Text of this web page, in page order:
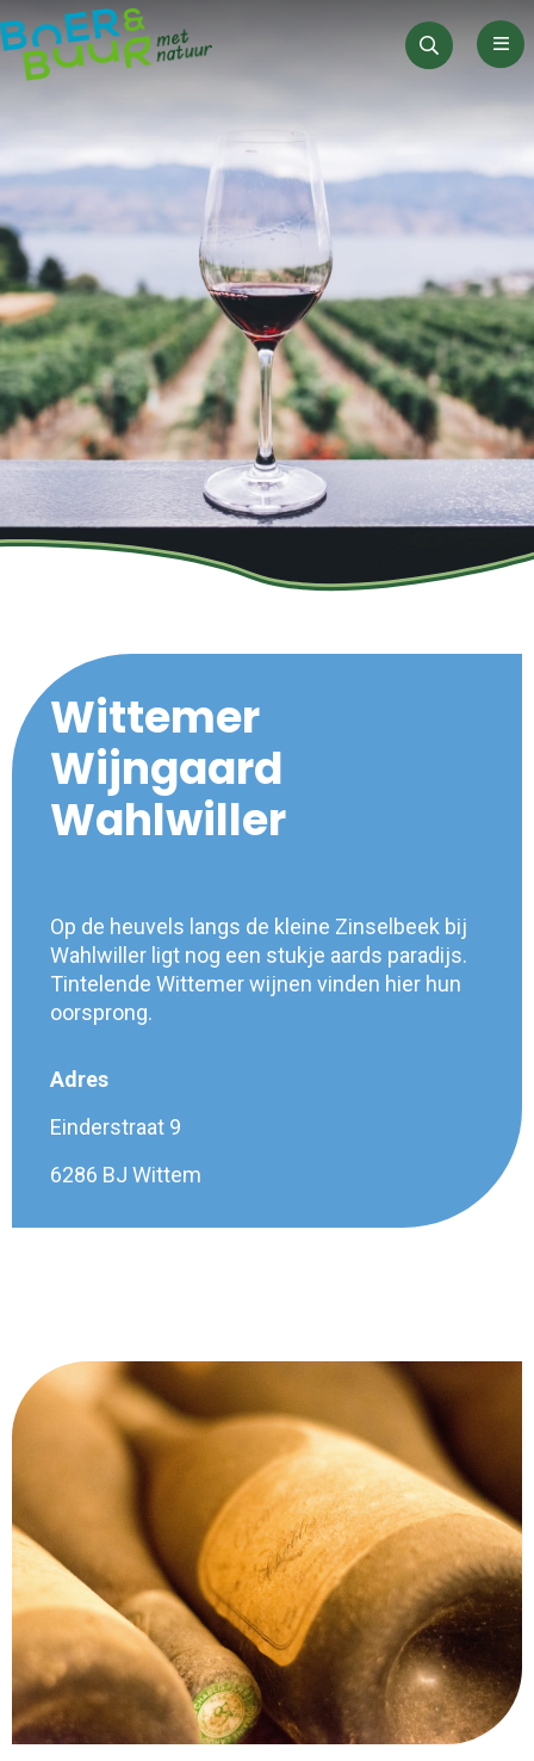
Zoeken
Wittemer
Wijngaard
Wahlwiller
Op de heuvels langs de kleine Zinselbeek bij
Wahlwiller ligt nog een stukje aards paradijs.
Tintelende Wittemer wijnen vinden hier hun
oorsprong.
Adres
Einderstraat 9
6286 BJ Wittem